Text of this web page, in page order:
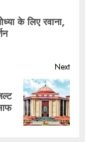
के लिए रवाना,
Next